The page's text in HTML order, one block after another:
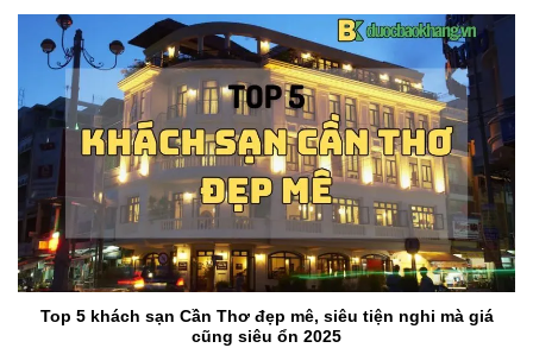
Top 5 khách sạn Cần Thơ đẹp mê, siêu tiện nghi mà giá
cũng siêu ổn 2025